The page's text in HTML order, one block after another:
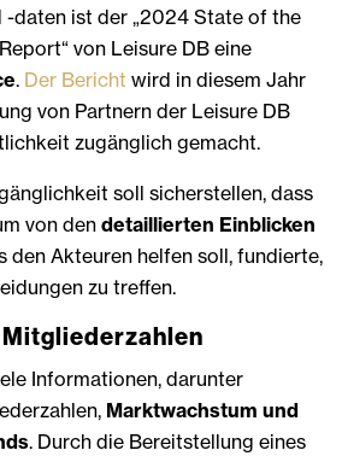
-daten ist der „2024 State of the
von Leisure DB eine
. Der Bericht wird in diesem Jahr
von Partnern der Leisure DB
zugänglich gemacht.
soll sicherstellen, dass
von den detaillierten Einblicken
den Akteuren helfen soll, fundierte,
zu treffen.
Informationen, darunter
Marktwachstum und
. Durch die Bereitstellung eines